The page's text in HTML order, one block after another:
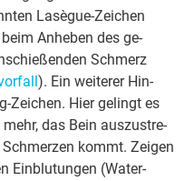
La­sègue-Zei­chen
An­he­ben des ge­
Schmerz
). Ein wei­te­rer Hin­
Zei­chen. Hier ge­lingt es
das Bein aus­zu­stre­
kommt. Zei­gen
Ein­blu­tun­gen (Wa­ter­